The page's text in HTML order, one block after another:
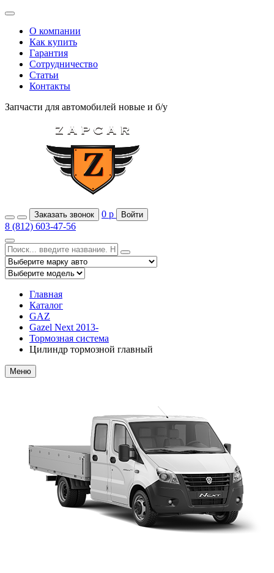
О компании
Как купить
Гарантия
Сотрудничество
Статьи
Контакты
Запчасти для автомобилей новые и б/у
Заказать звонок 0 р Войти
8 (812) 603-47-56
Главная
Каталог
GAZ
Gazel Next 2013-
Тормозная система
Цилиндр тормозной главный
Меню